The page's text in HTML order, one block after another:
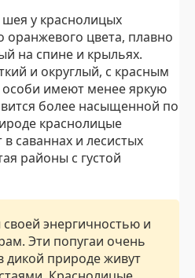
у краснолицых
оранжевого цвета, плавно
на спине и крыльях.
и округлый, с красным
имеют менее яркую
более насыщенной по
краснолицые
саваннах и лесистых
районы с густой
энергичностью и
Эти попугаи очень
дикой природе живут